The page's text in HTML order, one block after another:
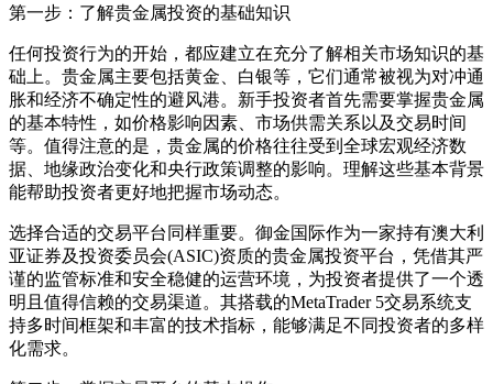
第一步：了解贵金属投资的基础知识
任何投资行为的开始，都应建立在充分了解相关市场知识的基
础上。贵金属主要包括黄金、白银等，它们通常被视为对冲通
胀和经济不确定性的避风港。新手投资者首先需要掌握贵金属
的基本特性，如价格影响因素、市场供需关系以及交易时间
等。值得注意的是，贵金属的价格往往受到全球宏观经济数
据、地缘政治变化和央行政策调整的影响。理解这些基本背景
能帮助投资者更好地把握市场动态。
选择合适的交易平台同样重要。御金国际作为一家持有澳大利
亚证券及投资委员会(ASIC)资质的贵金属投资平台，凭借其严
谨的监管标准和安全稳健的运营环境，为投资者提供了一个透
明且值得信赖的交易渠道。其搭载的MetaTrader 5交易系统支
持多时间框架和丰富的技术指标，能够满足不同投资者的多样
化需求。